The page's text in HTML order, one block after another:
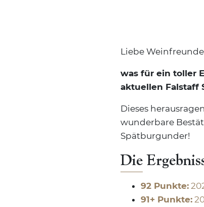
Liebe
was für ein toller
aktuellen Falstaff
Dieses
wunderbare
Spätburgunder!
Die
92 Punkte:
91+ Punkte: